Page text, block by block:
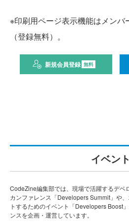
※印刷用ページ表示機能はメンバ
（登録無料）。
新規会員登録 無料
イベント
CodeZine編集部では、現場で活躍するデベ
カンファレンス「Developers Summit」や
トするためのイベント「Developers Boost
ンスを企画・運営しています。